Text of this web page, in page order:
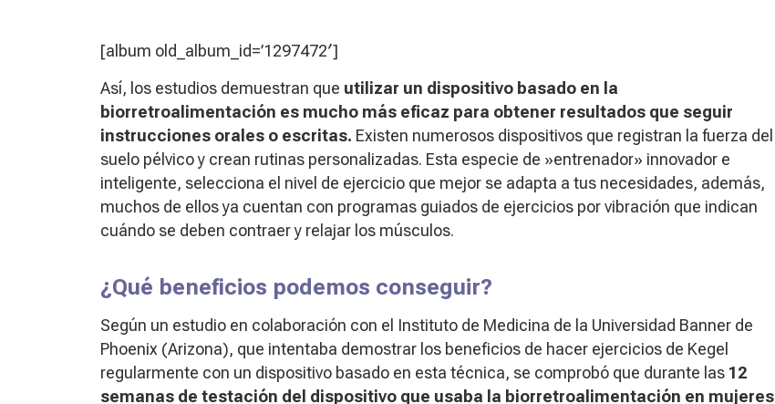
[album old_album_id=’1297472′]
Así, los estudios demuestran que utilizar un dispositivo basado en la
biorretroalimentación es mucho más eficaz para obtener resultados que seguir
instrucciones orales o escritas. Existen numerosos dispositivos que registran la fuerza del
suelo pélvico y crean rutinas personalizadas. Esta especie de »entrenador» innovador e
inteligente, selecciona el nivel de ejercicio que mejor se adapta a tus necesidades, además,
muchos de ellos ya cuentan con programas guiados de ejercicios por vibración que indican
cuándo se deben contraer y relajar los músculos.
¿Qué beneficios podemos conseguir?
Según un estudio en colaboración con el Instituto de Medicina de la Universidad Banner de
Phoenix (Arizona), que intentaba demostrar los beneficios de hacer ejercicios de Kegel
regularmente con un dispositivo basado en esta técnica, se comprobó que durante las 12
semanas de testación del dispositivo que usaba la biorretroalimentación en mujeres